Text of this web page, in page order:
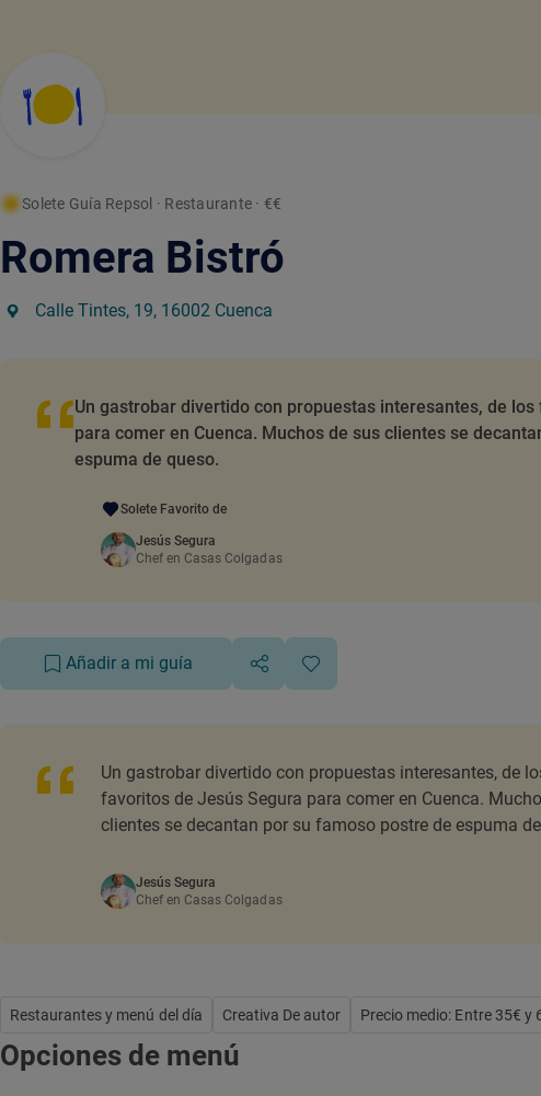
Solete Guía Repsol · Restaurante · €€
Romera Bistró
Calle Tintes, 19, 16002 Cuenca
Un gastrobar divertido con propuestas interesantes, de
para comer en Cuenca. Muchos de sus clientes se
espuma de queso.
Solete Favorito de
Jesús Segura
Chef en Casas Colgadas
Añadir a mi guía
Un gastrobar divertido con propuestas interesantes, de
favoritos de Jesús Segura para comer en Cuenca.
clientes se decantan por su famoso postre de espuma
Jesús Segura
Chef en Casas Colgadas
Restaurantes y menú del día Creativa De autor Precio medio: Entre 35€ y
Opciones de menú